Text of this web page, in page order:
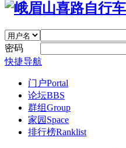
密码
快捷导航
门户Portal
论坛BBS
群组Group
家园 Space
排行榜Ranklist